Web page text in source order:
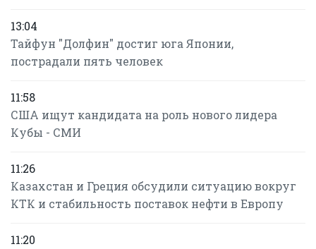
13:04
Тайфун "Долфин" достиг юга Японии,
пострадали пять человек
11:58
США ищут кандидата на роль нового лидера
Кубы - СМИ
11:26
Казахстан и Греция обсудили ситуацию вокруг
КТК и стабильность поставок нефти в Европу
11:20